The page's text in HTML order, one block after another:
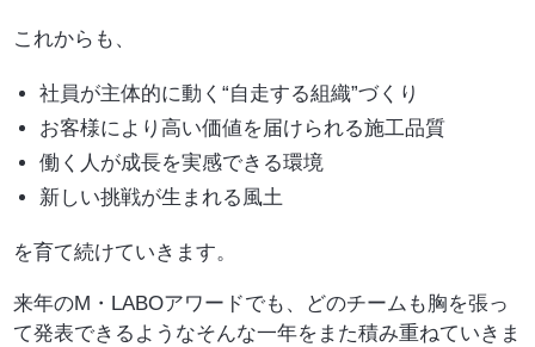
これからも、
社員が主体的に動く“自走する組織”づくり
お客様により高い価値を届けられる施工品質
働く人が成長を実感できる環境
新しい挑戦が生まれる風土
を育て続けていきます。
来年のM・LABOアワードでも、どのチームも胸を張っ
て発表できるようなそんな一年をまた積み重ねていきま